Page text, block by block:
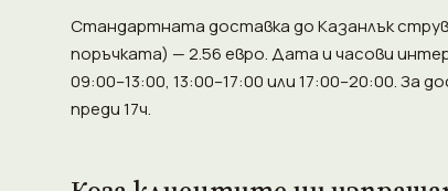
Стандартната доставка до Казанлък
поръчката) — 2.56 евро. Дата и часови
09:00–13:00, 13:00–17:00 или 17:00–20:00.
преди 17ч.